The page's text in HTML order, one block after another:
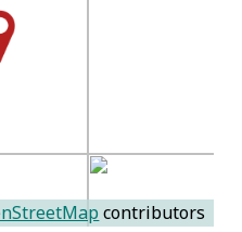
contributors